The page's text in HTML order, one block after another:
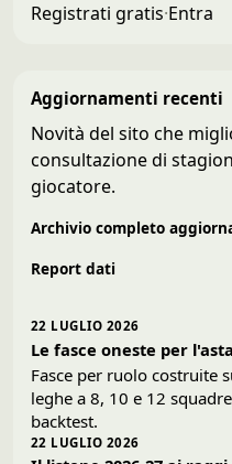
Registrati gratis·Entra
Aggiornamenti recenti
Novità del sito che
consultazione di
giocatore.
Archivio completo
Report dati
22 LUGLIO 2026
Le fasce oneste per
Fasce per ruolo costruite
leghe a 8, 10 e 12
backtest.
22 LUGLIO 2026